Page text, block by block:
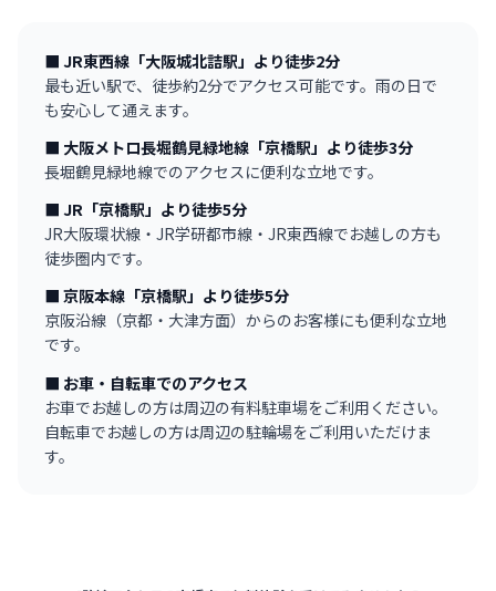
■ JR東西線「大阪城北詰駅」より徒歩2分
最も近い駅で、徒歩約2分でアクセス可能です。雨の日で
も安心して通えます。
■ 大阪メトロ長堀鶴見緑地線「京橋駅」より徒歩3分
長堀鶴見緑地線でのアクセスに便利な立地です。
■ JR「京橋駅」より徒歩5分
JR大阪環状線・JR学研都市線・JR東西線でお越しの方も
徒歩圏内です。
■ 京阪本線「京橋駅」より徒歩5分
京阪沿線（京都・大津方面）からのお客様にも便利な立地
です。
■ お車・自転車でのアクセス
お車でお越しの方は周辺の有料駐車場をご利用ください。
自転車でお越しの方は周辺の駐輪場をご利用いただけま
す。